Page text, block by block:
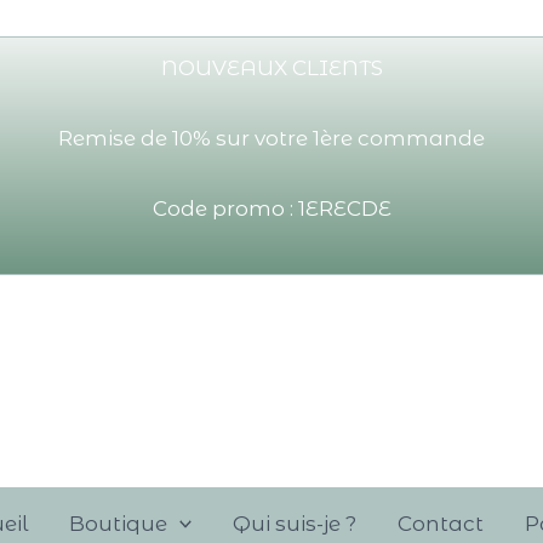
NOUVEAUX CLIENTS
Remise de 10% sur votre 1ère commande
Code promo : 1ERECDE
Boutique Qui suis-je ? Contact